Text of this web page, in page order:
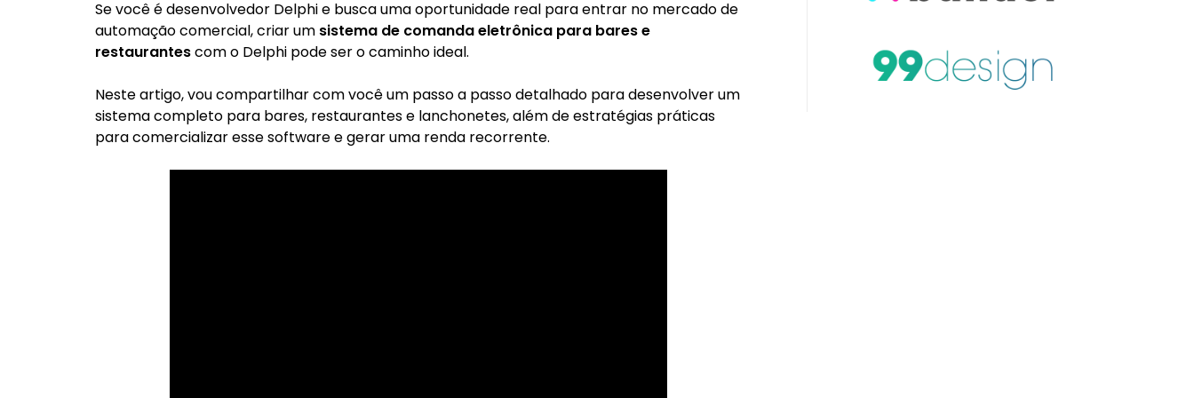
Se você é desenvolvedor Delphi e busca uma oportunidade real para entrar no mercado de
automação comercial, criar um sistema de comanda eletrônica para bares e
restaurantescom o Delphi pode ser o caminho ideal.
Neste artigo, vou compartilhar com você um passo a passo detalhado para desenvolver um
sistema completo para bares, restaurantes e lanchonetes, além de estratégias práticas
para comercializar esse software e gerar uma renda recorrente.